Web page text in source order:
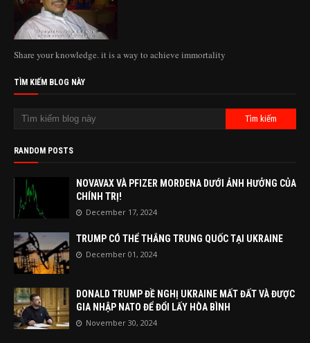
Share your knowledge. it is a way to achieve immortality
TÌM KIẾM BLOG NÀY
RANDOM POSTS
NOVAVAX VÀ PFIZER MORDENA DƯỚI ẢNH HƯỞNG CỦA
CHÍNH TRỊ!
December 17, 2024
TRUMP CÓ THỂ THẮNG TRUNG QUỐC TẠI UKRAINE
December 01, 2024
DONALD TRUMP ĐỀ NGHỊ UKRAINE MẤT ĐẤT VÀ ĐƯỢC
GIA NHẬP NATO ĐỂ ĐỔI LẤY HÒA BÌNH
November 30, 2024